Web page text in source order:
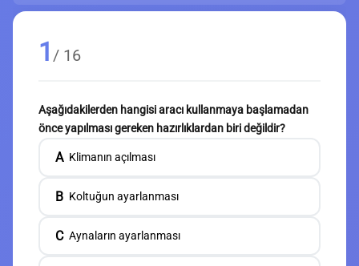
1 / 16
Aşağıdakilerden hangisi aracı kullanmaya başlamadan
önce yapılması gereken hazırlıklardan biri değildir?
A Klimanın açılması
B Koltuğun ayarlanması
C Aynaların ayarlanması